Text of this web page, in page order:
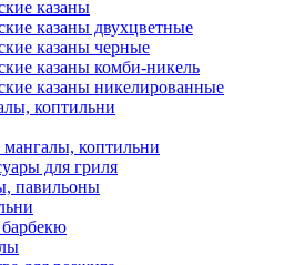
казаны
казаны двухцветные
казаны черные
казаны комби-никель
казаны никелированные
коптильни
коптильни
для гриля
павильоны